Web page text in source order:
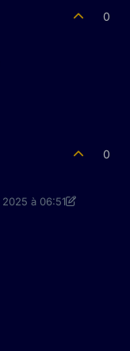
0
0
2025 à 06:51
Un Ancien Utilisateur